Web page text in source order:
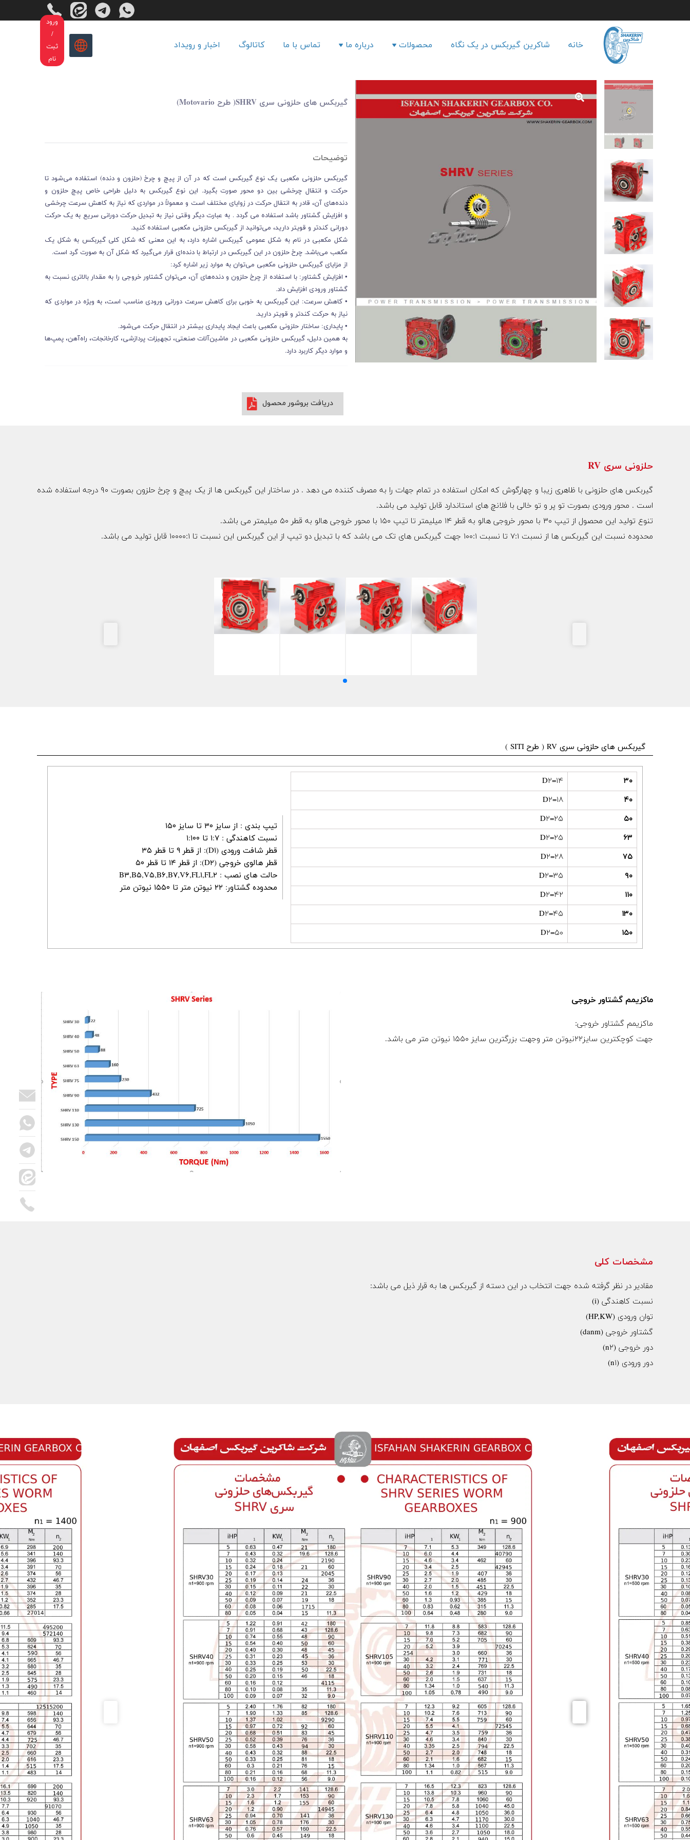
خانه شاکرین گیربکس در یک نگاه محصولاتگیربکس های سنگین
گیربکس های فوق سنگین
گیربکس های بول هلیکال
مدل SHK
گیربکس های حلزونی
گیربکس های حلزونی MRV
گیربکس های حلزونی VFU
گیربکس حلزونی مدل VFH
درباره ما
گواهینامه ها
تماس با ما کاتالوگ اخبار و رویداد
ورود
/
ثبت
نام
گیربکس های حلزونی سری SHRV( طرح Motovario)
توضیحات
گیربکس حلزونی مکعبی یک نوع گیربکس است که در آن از پیچ و چرخ (حلزون و دنده) استفاده می‌شود تا
حرکت و انتقال چرخشی بین دو محور صورت بگیرد. این نوع گیربکس به دلیل طراحی خاص پیچ حلزون و
دنده‌های آن، قادر به انتقال حرکت در زوایای مختلف است و معمولاً در مواردی که نیاز به کاهش سرعت چرخشی
و افزایش گشتاور باشد استفاده می گردد . به عبارت دیگر وقتی نیاز به تبدیل حرکت دورانی سریع به یک حرکت
دورانی کندتر و قویتر دارید، می‌توانید از گیربکس حلزونی مکعبی استفاده کنید.
شکل مکعبی در نام به شکل عمومی گیربکس اشاره دارد، به این معنی که شکل کلی گیربکس به شکل یک
مکعب می‌باشد. چرخ حلزون در این گیربکس در ارتباط با دنده‌ای قرار می‌گیرد که شکل آن به صورت گرد است.
از مزایای گیربکس حلزونی مکعبی می‌توان به موارد زیر اشاره کرد:
• افزایش گشتاور: با استفاده از چرخ حلزون و دنده‌های آن، می‌توان گشتاور خروجی را به مقدار بالاتری نسبت به
گشتاور ورودی افزایش داد.
• کاهش سرعت: این گیربکس به خوبی برای کاهش سرعت دورانی ورودی مناسب است، به ویژه در مواردی که
نیاز به حرکت کندتر و قویتر دارید.
• پایداری: ساختار حلزونی مکعبی باعث ایجاد پایداری بیشتر در انتقال حرکت می‌شود.
به همین دلیل، گیربکس حلزونی مکعبی در ماشین‌آلات صنعتی، تجهیزات پردازشی، کارخانجات، راه‌آهن، پمپ‌ها
و موارد دیگر کاربرد دارد.
دریافت بروشور محصول
حلزونی سری RV
گیربکس های حلزونی با ظاهری زیبا و چهارگوش که امکان استفاده در تمام جهات را به مصرف کننده می دهد . در ساختار این گیربکس ها از یک پیچ و چرخ حلزون بصورت ۹۰ درجه استفاده شده
است . محور ورودی بصورت تو پر و تو خالی با فلانچ های استاندارد قابل تولید می باشد.
تنوع تولید این محصول از تیپ ۳۰ با محور خروجی هالو به قطر ۱۴ میلیمتر تا تیپ ۱۵۰ با محور خروجی هالو به قطر ۵۰ میلیمتر می باشد.
محدوده نسبت این گیربکس ها از نسبت ۷:۱ تا نسبت ۱۰۰:۱ جهت گیربکس های تک می باشد که با تبدیل دو تیپ از این گیربکس این نسبت تا ۱۰۰۰۰:۱ قابل تولید می باشد.
گیربکس های حلزونی سری RV ( طرح SITI )
۳۰
D۲=۱۴
۴۰
D۲=۱۸
۵۰
D۲=۲۵
۶۳
D۲=۲۵
۷۵
D۲=۲۸
۹۰
D۲=۳۵
۱۱۰
D۲=۴۲
۱۳۰
D۲=۴۵
۱۵۰
D۲=۵۰
تیپ بندی : از سایز ۳۰ تا سایز ۱۵۰
نسبت کاهندگی : ۱:۷ تا ۱:۱۰۰
قطر شافت ورودی (D۱): از قطر ۹ تا قطر ۳۵
قطر هالوی خروجی (D۲): از قطر ۱۴ تا قطر ۵۰
حالت های نصب : B۳,B۵,V۵,B۶,B۷,V۶,FL۱,FL۲
محدوده گشتاور: ۲۲ نیوتن متر تا ۱۵۵۰ نیوتن متر
ماکزیمم گشتاور خروجی
ماکزیمم گشتاور خروجی:
جهت کوچکترین سایز۲۲نیوتن متر وجهت بزرگترین سایز ۱۵۵۰ نیوتن متر می باشد.
مشخصات کلی
مقادیر در نظر گرفته شده جهت انتخاب در این دسته از گیربکس ها به قرار ذیل می باشد:
نسبت کاهندگی (i)
توان ورودی (HP,KW)
گشتاور خروجی (danm)
دور خروجی (n۲)
دور ورودی (n۱)